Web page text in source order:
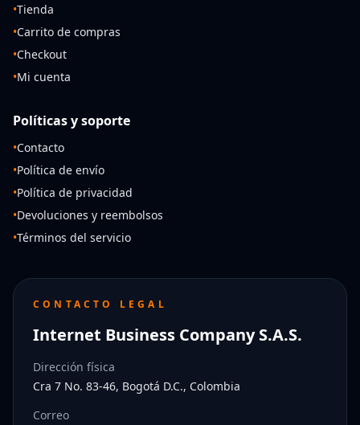
•Tienda
•Carrito de compras
•Checkout
•Mi cuenta
Políticas y soporte
•Contacto
•Política de envío
•Política de privacidad
•Devoluciones y reembolsos
•Términos del servicio
CONTACTO LEGAL
Internet Business Company S.A.S.
Dirección física
Cra 7 No. 83-46, Bogotá D.C., Colombia
Correo